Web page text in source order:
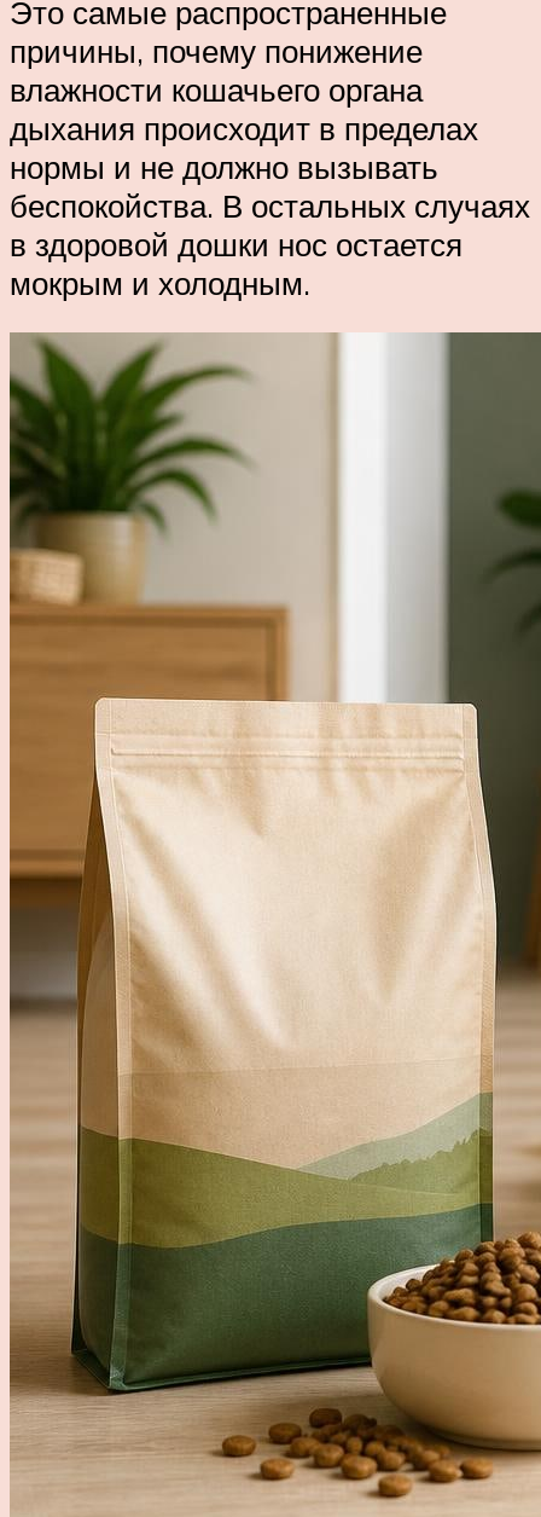
Это самые распространенные
причины, почему понижение
влажности кошачьего органа
дыхания происходит в пределах
нормы и не должно вызывать
беспокойства. В остальных случаях
в здоровой дошки нос остается
мокрым и холодным.